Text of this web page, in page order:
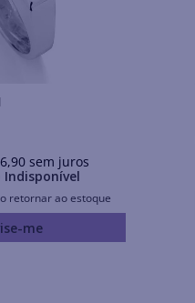
,90sem juros
retornar ao estoque
me